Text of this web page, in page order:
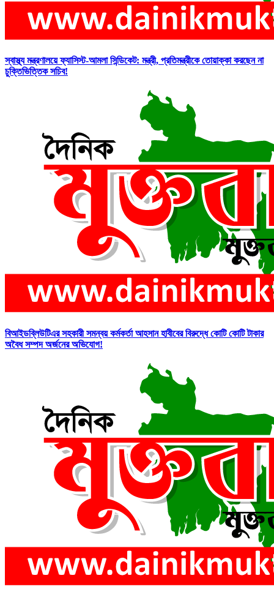
স্বাস্থ্য মন্ত্রণালয়ে ফ্যাসিস্ট-আমলা সিন্ডিকেট: মন্ত্রী, প্রতিমন্ত্রীকে তোয়াক্কা করছেন না
চুক্তিভিত্তিক সচিব!
বিআইডব্লিউটিএর সহকারী সমন্বয় কর্মকর্তা আহসান হাবীবের বিরুদ্ধে কোটি কোটি টাকার
অবৈধ সম্পদ অর্জনের অভিযোগ!